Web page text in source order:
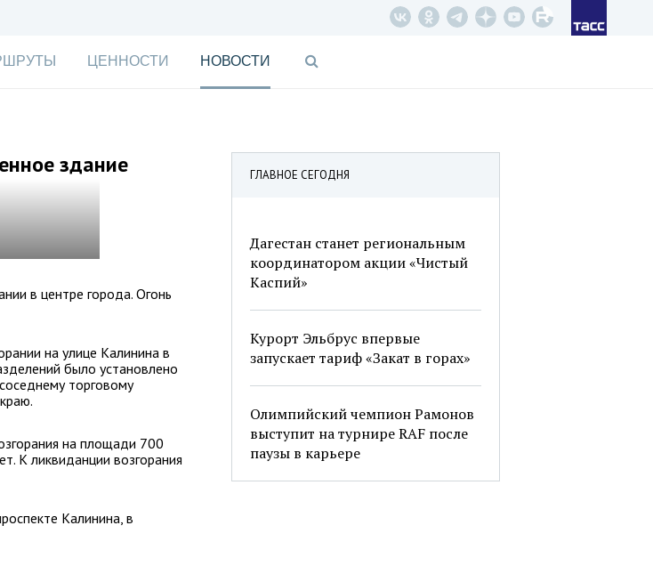
ЦЕННОСТИ НОВОСТИ
ГЛАВНОЕ СЕГОДНЯ
Дагестан станет региональным
координатором акции «Чистый
Каспий»
Курорт Эльбрус впервые
запускает тариф «Закат в горах»
Олимпийский чемпион Рамонов
выступит на турнире RAF после
паузы в карьере
здание
в центре города. Огонь
на улице Калинина в
было установлено
торговому
на площади 700
К ликвиданции возгорания
Калинина, в